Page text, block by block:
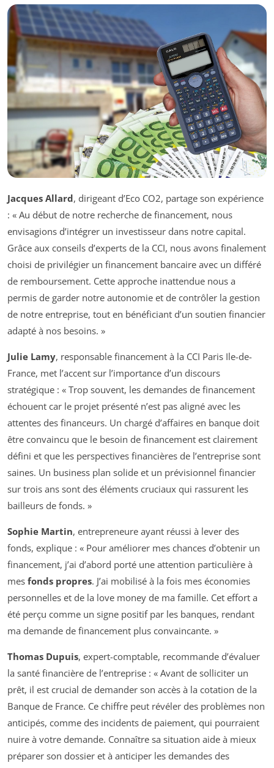
Jacques Allard, dirigeant d’Eco CO2, partage son expérience
: « Au début de notre recherche de financement, nous
envisagions d’intégrer un investisseur dans notre capital.
Grâce aux conseils d’experts de la CCI, nous avons finalement
choisi de privilégier un financement bancaire avec un différé
de remboursement. Cette approche inattendue nous a
permis de garder notre autonomie et de contrôler la gestion
de notre entreprise, tout en bénéficiant d’un soutien financier
adapté à nos besoins. »
Julie Lamy, responsable financement à la CCI Paris Ile-de-
France, met l’accent sur l’importance d’un discours
stratégique : « Trop souvent, les demandes de financement
échouent car le projet présenté n’est pas aligné avec les
attentes des financeurs. Un chargé d’affaires en banque doit
être convaincu que le besoin de financement est clairement
défini et que les perspectives financières de l’entreprise sont
saines. Un business plan solide et un prévisionnel financier
sur trois ans sont des éléments cruciaux qui rassurent les
bailleurs de fonds. »
Sophie Martin, entrepreneure ayant réussi à lever des
fonds, explique : « Pour améliorer mes chances d’obtenir un
financement, j’ai d’abord porté une attention particulière à
mes fonds propres. J’ai mobilisé à la fois mes économies
personnelles et de la love money de ma famille. Cet effort a
été perçu comme un signe positif par les banques, rendant
ma demande de financement plus convaincante. »
Thomas Dupuis, expert-comptable, recommande d’évaluer
la santé financière de l’entreprise : « Avant de solliciter un
prêt, il est crucial de demander son accès à la cotation de la
Banque de France. Ce chiffre peut révéler des problèmes non
anticipés, comme des incidents de paiement, qui pourraient
nuire à votre demande. Connaître sa situation aide à mieux
préparer son dossier et à anticiper les demandes des